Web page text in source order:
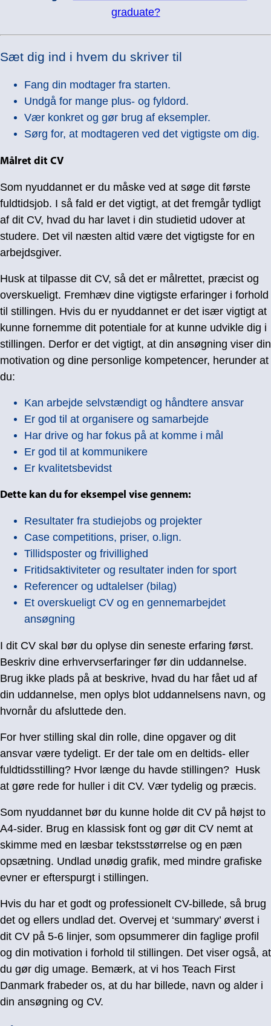
graduate?
Sæt dig ind i hvem du skriver til
Fang din modtager fra starten.
Undgå for mange plus- og fyldord.
Vær konkret og gør brug af eksempler.
Sørg for, at modtageren ved det vigtigste om dig.
Målret dit CV
Som nyuddannet er du måske ved at søge dit første
fuldtidsjob. I så fald er det vigtigt, at det fremgår tydligt
af dit CV, hvad du har lavet i din studietid udover at
studere. Det vil næsten altid være det vigtigste for en
arbejdsgiver.
Husk at tilpasse dit CV, så det er målrettet, præcist og
overskueligt. Fremhæv dine vigtigste erfaringer i forhold
til stillingen. Hvis du er nyuddannet er det især vigtigt at
kunne fornemme dit potentiale for at kunne udvikle dig i
stillingen. Derfor er det vigtigt, at din ansøgning viser din
motivation og dine personlige kompetencer, herunder at
du:
Kan arbejde selvstændigt og håndtere ansvar
Er god til at organisere og samarbejde
Har drive og har fokus på at komme i mål
Er god til at kommunikere
Er kvalitetsbevidst
Dette kan du for eksempel vise gennem:
Resultater fra studiejobs og projekter
Case competitions, priser, o.lign.
Tillidsposter og frivillighed
Fritidsaktiviteter og resultater inden for sport
Referencer og udtalelser (bilag)
Et overskueligt CV og en gennemarbejdet
ansøgning
I dit CV skal bør du oplyse din seneste erfaring først.
Beskriv dine erhvervserfaringer før din uddannelse.
Brug ikke plads på at beskrive, hvad du har fået ud af
din uddannelse, men oplys blot uddannelsens navn, og
hvornår du afsluttede den.
For hver stilling skal din rolle, dine opgaver og dit
ansvar være tydeligt. Er der tale om en deltids- eller
fuldtidsstilling? Hvor længe du havde stillingen? Husk
at gøre rede for huller i dit CV. Vær tydelig og præcis.
Som nyuddannet bør du kunne holde dit CV på højst to
A4-sider. Brug en klassisk font og gør dit CV nemt at
skimme med en læsbar tekstsstørrelse og en pæn
opsætning. Undlad unødig grafik, med mindre grafiske
evner er efterspurgt i stillingen.
Hvis du har et godt og professionelt CV-billede, så brug
det og ellers undlad det. Overvej et ‘summary’ øverst i
dit CV på 5-6 linjer, som opsummerer din faglige profil
og din motivation i forhold til stillingen. Det viser også, at
du gør dig umage. Bemærk, at vi hos Teach First
Danmark frabeder os, at du har billede, navn og alder i
din ansøgning og CV.